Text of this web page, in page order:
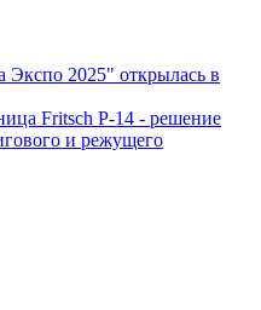
2025" открылась в
Fritsch P-14 - решение
и режущего